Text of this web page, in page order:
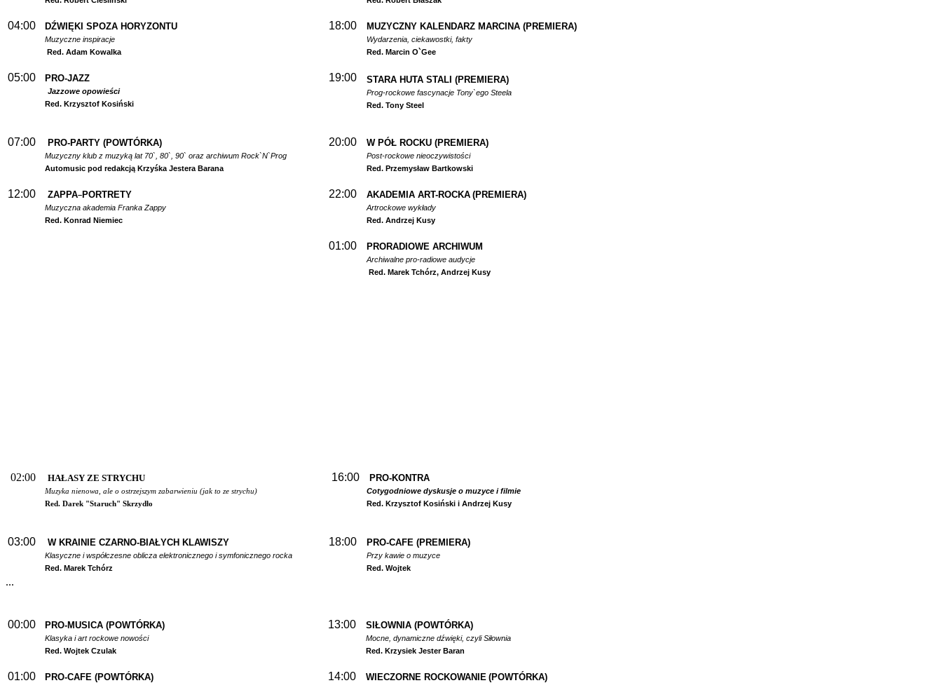
04:00 DŹWIĘKI SPOZA HORYZONTU
Muzyczne inspiracje
Red. Adam Kowalka
18:00 MUZYCZNY KALENDARZ MARCINA (PREMIERA)
Wydarzenia, ciekawostki, fakty
Red. Marcin O`Gee
05:00 PRO-JAZZ
Jazzowe opowieści
Red. Krzysztof Kosiński
19:00 STARA HUTA STALI (PREMIERA)
Prog-rockowe fascynacje Tony`ego Steela
Red. Tony Steel
07:00 PRO-PARTY (POWTÓRKA)
Muzyczny klub z muzyką lat 70`, 80`, 90` oraz archiwum Rock`N`Prog
Automusic pod redakcją Krzyśka Jestera Barana
20:00 W PÓŁ ROCKU (PREMIERA)
Post-rockowe nieoczywistości
Red. Przemysław Bartkowski
12:00 ZAPPA–PORTRETY
Muzyczna akademia Franka Zappy
Red. Konrad Niemiec
22:00 AKADEMIA ART-ROCKA (PREMIERA)
Artrockowe wykłady
Red. Andrzej Kusy
01:00 PRORADIOWE ARCHIWUM
Archiwalne pro-radiowe audycje
Red. Marek Tchórz, Andrzej Kusy
02:00 HAŁASY ZE STRYCHU
Muzyka nienowa, ale o ostrzejszym zabarwieniu (jak to ze strychu)
Red. Darek "Staruch" Skrzydło
16:00 PRO-KONTRA
Cotygodniowe dyskusje o muzyce i filmie
Red. Krzysztof Kosiński i Andrzej Kusy
03:00 W KRAINIE CZARNO-BIAŁYCH KLAWISZY
Klasyczne i współczesne oblicza elektronicznego i symfonicznego rocka
Red. Marek Tchórz
18:00 PRO-CAFE (PREMIERA)
Przy kawie o muzyce
Red. Wojtek
...
00:00 PRO-MUSICA (POWTÓRKA)
Klasyka i art rockowe nowości
Red. Wojtek Czulak
13:00 SIŁOWNIA (POWTÓRKA)
Mocne, dynamiczne dźwięki, czyli Siłownia
Red. Krzysiek Jester Baran
01:00 PRO-CAFE (POWTÓRKA) 14:00 WIECZORNE ROCKOWANIE (POWTÓRKA)